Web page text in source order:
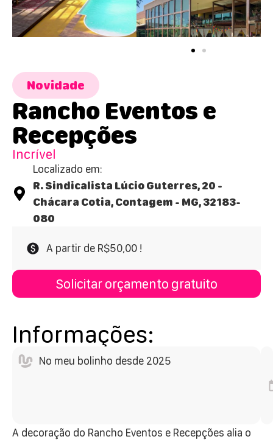
Novidade
Rancho Eventos e
Recepções
Incrível
Localizado em:
R. Sindicalista Lúcio Guterres, 20 -
Chácara Cotia, Contagem - MG, 32183-
080
A partir de R$50,00 !
Solicitar orçamento gratuito
Informações:
No meu bolinho desde 2025
A decoração do Rancho Eventos e Recepções alia o